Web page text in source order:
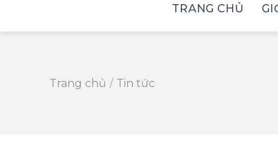
TRANG CHỦ
Trang chủ / Tin tức